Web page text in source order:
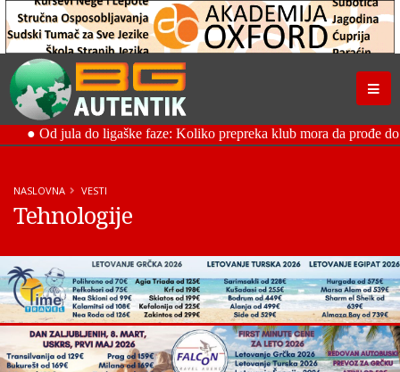
NASLOVNA VESTI
Tehnologije